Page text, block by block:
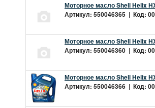
Моторное масло Shell Helix
Артикул: 550046365 | Код:
Моторное масло Shell Helix
Артикул: 550046360 | Код:
Моторное масло Shell Helix
Артикул: 550046366 | Код: